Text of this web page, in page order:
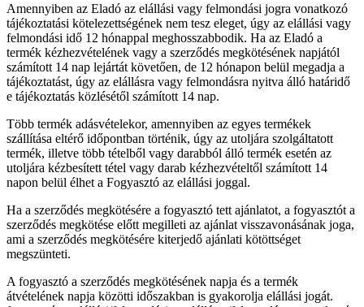
Amennyiben az Eladó az elállási vagy felmondási jogra vonatkozó
tájékoztatási kötelezettségének nem tesz eleget, úgy az elállási vagy
felmondási idő 12 hónappal meghosszabbodik. Ha az Eladó a
termék kézhezvételének vagy a szerződés megkötésének napjától
számított 14 nap lejártát követően, de 12 hónapon belül megadja a
tájékoztatást, úgy az elállásra vagy felmondásra nyitva álló határidő
e tájékoztatás közlésétől számított 14 nap.
Több termék adásvételekor, amennyiben az egyes termékek
szállítása eltérő időpontban történik, úgy az utoljára szolgáltatott
termék, illetve több tételből vagy darabból álló termék esetén az
utoljára kézbesített tétel vagy darab kézhezvételtől számított 14
napon belül élhet a Fogyasztó az elállási joggal.
Ha a szerződés megkötésére a fogyasztó tett ajánlatot, a fogyasztót a
szerződés megkötése előtt megilleti az ajánlat visszavonásának joga,
ami a szerződés megkötésére kiterjedő ajánlati kötöttséget
megszünteti.
A fogyasztó a szerződés megkötésének napja és a termék
átvételének napja közötti időszakban is gyakorolja elállási jogát.